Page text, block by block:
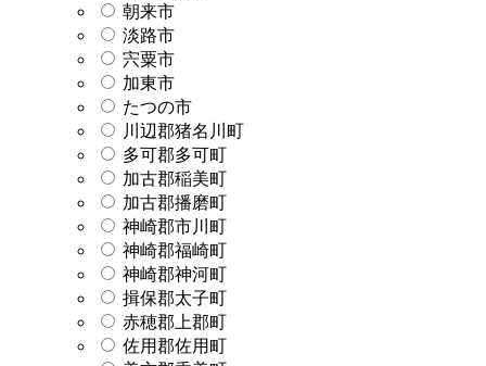
朝来市
淡路市
宍粟市
加東市
たつの市
川辺郡猪名川町
多可郡多可町
加古郡稲美町
加古郡播磨町
神崎郡市川町
神崎郡福崎町
神崎郡神河町
揖保郡太子町
赤穂郡上郡町
佐用郡佐用町